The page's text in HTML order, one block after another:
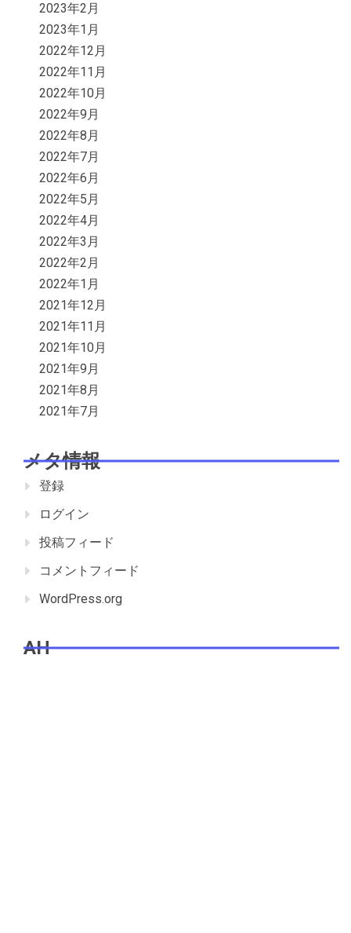
2023年2月
2023年1月
2022年12月
2022年11月
2022年10月
2022年9月
2022年8月
2022年7月
2022年6月
2022年5月
2022年4月
2022年3月
2022年2月
2022年1月
2021年12月
2021年11月
2021年10月
2021年9月
2021年8月
2021年7月
メタ情報
登録
ログイン
投稿フィード
コメントフィード
WordPress.org
AH